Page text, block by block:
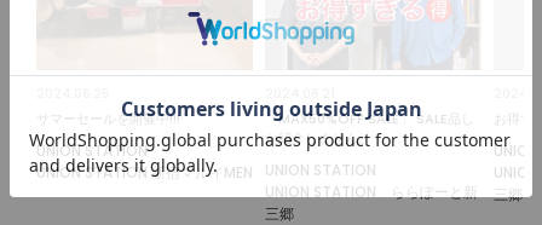
サマーセールを開催中!!!
UNION STATION
UNION STATION 新宿マルイMEN
「MAX50%OFF SALE」 SALE品し
か紹介しません。
UNION STATION
UNION STATION ららぽーと新
三郷
お得す
三郷